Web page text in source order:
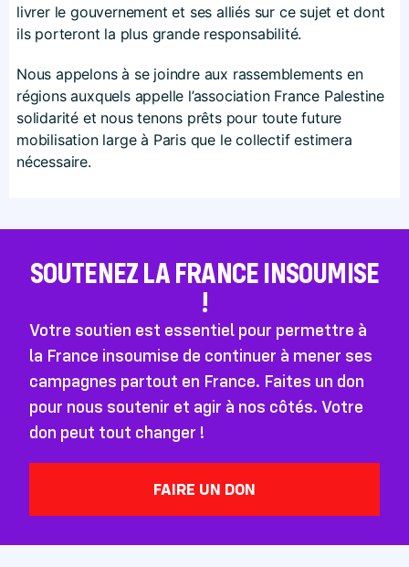
livrer le gouvernement et ses alliés sur ce sujet et dont
ils porteront la plus grande responsabilité.
Nous appelons à se joindre aux rassemblements en
régions auxquels appelle l’association France Palestine
solidarité et nous tenons prêts pour toute future
mobilisation large à Paris que le collectif estimera
nécessaire.
SOUTENEZ LA FRANCE INSOUMISE
!
Votre soutien est essentiel pour permettre à
la France insoumise de continuer à mener ses
campagnes partout en France. Faites un don
pour nous soutenir et agir à nos côtés. Votre
don peut tout changer !
FAIRE UN DON